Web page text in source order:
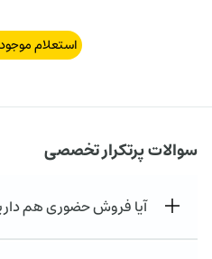
استعلام
سوالات پرتکرار تخصصی
آیا فروش حضوری هم